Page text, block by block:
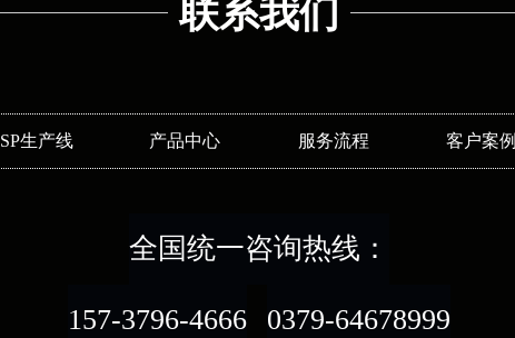
联系我们
SP生产线 产品中心 服务流程 客户案例
全国统一咨询热线：
157-3796-4666 0379-64678999